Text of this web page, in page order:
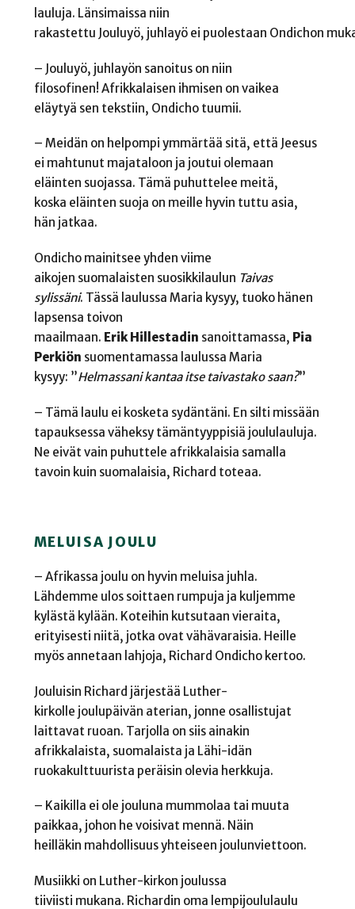
lauluja. Länsimaissa niin
rakastettu Jouluyö, juhlayöei puolestaan Ondichon
– Jouluyö, juhlayön sanoitus on niin
filosofinen! Afrikkalaisen ihmisen on vaikea
eläytyä sen tekstiin, Ondicho tuumii.
– Meidän on helpompi ymmärtää sitä, että Jeesus
ei mahtunut majataloon ja joutui olemaan
eläinten suojassa. Tämä puhuttelee meitä,
koska eläinten suoja on meille hyvin tuttu asia,
hän jatkaa.
Ondicho mainitsee yhden viime
aikojen suomalaisten suosikkilaulun Taivas
sylissäni. Tässä laulussa Maria kysyy, tuoko hänen
lapsensa toivon
maailmaan. Erik Hillestadin sanoittamassa, Pia
Perkiön suomentamassa laulussa Maria
kysyy: ”Helmassani kantaa itse taivastako saan?”
– Tämä laulu ei kosketa sydäntäni. En silti missään
tapauksessa väheksy tämäntyyppisiä joululauluja.
Ne eivät vain puhuttele afrikkalaisia samalla
tavoin kuin suomalaisia, Richard toteaa.
MELUISA JOULU
– Afrikassa joulu on hyvin meluisa juhla.
Lähdemme ulos soittaen rumpuja ja kuljemme
kylästä kylään. Koteihin kutsutaan vieraita,
erityisesti niitä, jotka ovat vähävaraisia. Heille
myös annetaan lahjoja, Richard Ondicho kertoo.
Jouluisin Richard järjestää Luther-
kirkolle joulupäivän aterian, jonne osallistujat
laittavat ruoan. Tarjolla on siis ainakin
afrikkalaista, suomalaista ja Lähi-idän
ruokakulttuurista peräisin olevia herkkuja.
– Kaikilla ei ole jouluna mummolaa tai muuta
paikkaa, johon he voisivat mennä. Näin
heilläkin mahdollisuus yhteiseen joulunviettoon.
Musiikki on Luther-kirkon joulussa
tiiviisti mukana. Richardin oma lempijoululaulu